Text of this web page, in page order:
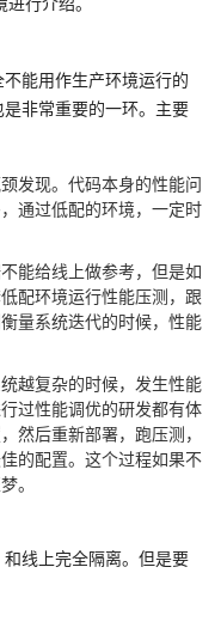
能用作生产环境运行的
非常重要的一环。主要
发现。代码本身的性能问
通过低配的环境，一定时
能给线上做参考，但是如
配环境运行性能压测，跟
量系统迭代的时候，性能
越复杂的时候，发生性能
过性能调优的研发都有体
然后重新部署，跑压测，
的配置。这个过程如果不
。
线上完全隔离。但是要